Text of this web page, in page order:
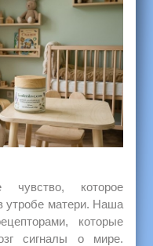
которое
утробе матери. Наша
которые
сигналы о мире.